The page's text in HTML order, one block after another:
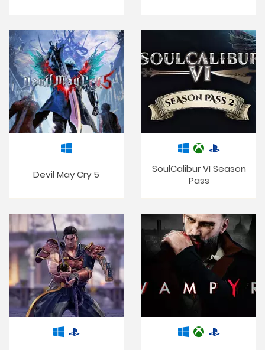
Devil May Cry 5
SoulCalibur VI Season
Pass